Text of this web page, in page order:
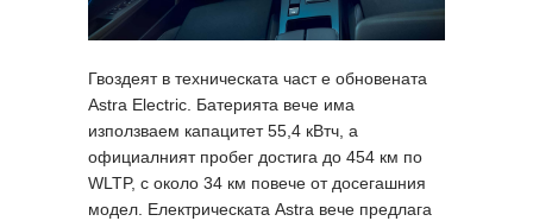
Гвоздеят в техническата част е обновената
Astra Electric. Батерията вече има
използваем капацитет 55,4 кВтч, а
официалният пробег достига до 454 км по
WLTP, с около 34 км повече от досегашния
модел. Електрическата Astra вече предлага